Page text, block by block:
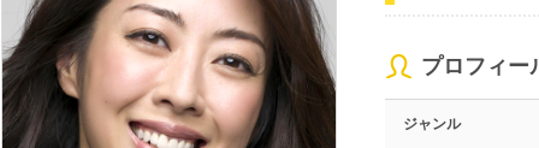
プロフィー
ジャンル